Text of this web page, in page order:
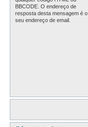
BBCODE. O endereço de
resposta desta mensagem é o
seu endereço de email.